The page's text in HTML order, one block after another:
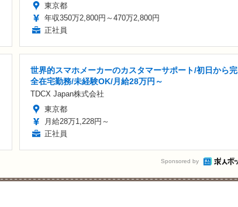
東京都
年収350万2,800円～470万2,800円
正社員
世界的スマホメーカーのカスタマーサポート/初日から完
全在宅勤務/未経験OK/月給28万円～
TDCX Japan株式会社
東京都
月給28万1,228円～
正社員
Sponsored by